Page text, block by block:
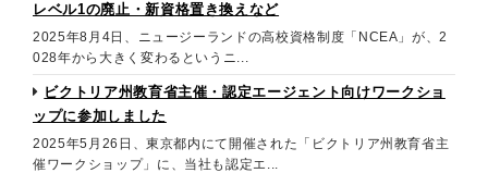
レベル1の廃止・新資格置き換えなど
2025年8月4日、ニュージーランドの高校資格制度「NCEA」が、2
028年から大きく変わるというニ...
ビクトリア州教育省主催・認定エージェント向けワークショ
ップに参加しました
2025年5月26日、東京都内にて開催された「ビクトリア州教育省主
催ワークショップ」に、当社も認定エ...